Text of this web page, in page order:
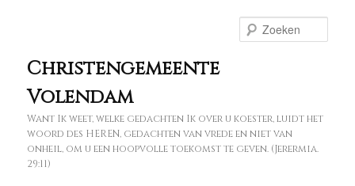
primaire
inhoudChristengemeente
Volendam
Want Ik weet, welke gedachten Ik over u koester, luidt het
woord des HEREN, gedachten van vrede en niet van
onheil, om u een hoopvolle toekomst te geven. (Jerermia.
29:11)